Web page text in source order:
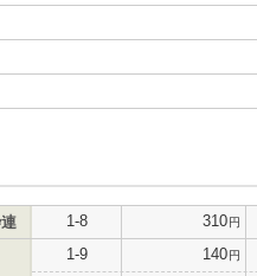
1-8 310円
1-9 140円